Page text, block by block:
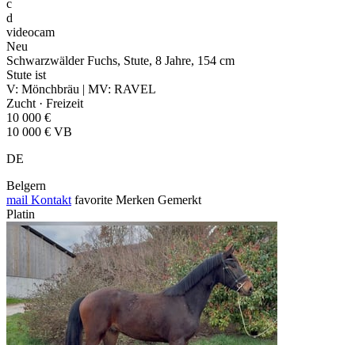
c
d
videocam
Neu
Schwarzwälder Fuchs, Stute, 8 Jahre, 154 cm
Stute ist
V: Mönchbräu | MV: RAVEL
Zucht · Freizeit
10 000 €
10 000 € VB
DE
Belgern
mail Kontakt favorite Merken Gemerkt
Platin